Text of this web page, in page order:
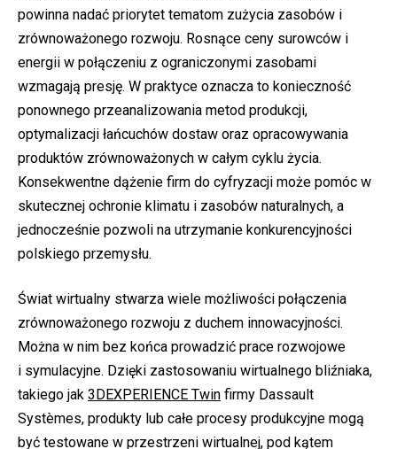
powinna nadać priorytet tematom zużycia zasobów i
zrównoważonego rozwoju. Rosnące ceny surowców i
energii w połączeniu z ograniczonymi zasobami
wzmagają presję. W praktyce oznacza to konieczność
ponownego przeanalizowania metod produkcji,
optymalizacji łańcuchów dostaw oraz opracowywania
produktów zrównoważonych w całym cyklu życia.
Konsekwentne dążenie firm do cyfryzacji może pomóc w
skutecznej ochronie klimatu i zasobów naturalnych, a
jednocześnie pozwoli na utrzymanie konkurencyjności
polskiego przemysłu.
Świat wirtualny stwarza wiele możliwości połączenia
zrównoważonego rozwoju z duchem innowacyjności.
Można w nim bez końca prowadzić prace rozwojowe
i symulacyjne. Dzięki zastosowaniu wirtualnego bliźniaka,
takiego jak 3DEXPERIENCE Twin firmy Dassault
Systèmes, produkty lub całe procesy produkcyjne mogą
być testowane w przestrzeni wirtualnej, pod kątem